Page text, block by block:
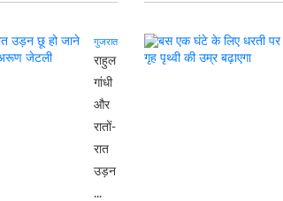
गुजरात
राहुल
गांधी
और
रातों-
रात
उड़न
...